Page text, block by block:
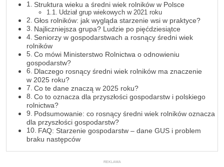
Struktura wieku a średni wiek rolników w Polsce
Udział grup wiekowych w 2021 roku
Głos rolników: jak wygląda starzenie wsi w praktyce?
Najliczniejsza grupa? Ludzie po pięćdziesiątce
Seniorzy w gospodarstwach a rosnący średni wiek
rolników
Co mówi Ministerstwo Rolnictwa o odnowieniu
gospodarstw?
Dlaczego rosnący średni wiek rolników ma znaczenie
w 2025 roku?
Co te dane znaczą w 2025 roku?
Co to oznacza dla przyszłości gospodarstw i polskiego
rolnictwa?
Podsumowanie: co rosnący średni wiek rolników oznacza
dla przyszłości gospodarstw?
FAQ: Starzenie gospodarstw – dane GUS i problem
braku następców
REKLAMA